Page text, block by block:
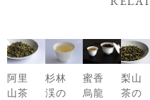
阿里
山茶
杉林
渓の
蜜香
烏龍
梨山
茶の